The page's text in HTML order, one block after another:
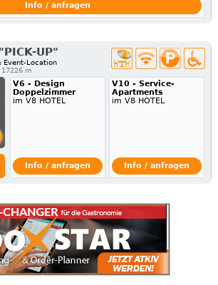
Info / anfragen
UP"
Event-Location
17226 m
V6 - Design
Doppelzimmer
im V8 HOTEL
Info / anfragen
V10 - Service-
Apartments
im V8 HOTEL
Info / anfragen